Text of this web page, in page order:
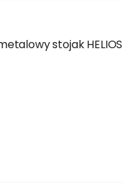
stojak HELIOS